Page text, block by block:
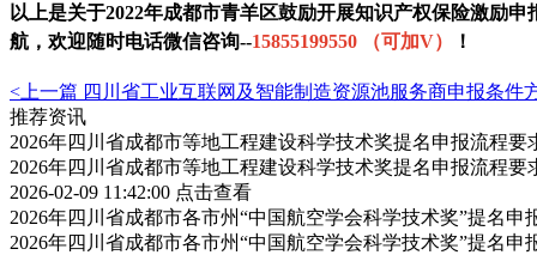
以上是关于2022年成都市青羊区鼓励开展知识产权保险激励申
航， 欢迎随时电话微信咨询--15855199550 （可加V） ！
<上一篇 四川省工业互联网及智能制造资源池服务商申报条件
推荐资讯
2026年四川省成都市等地工程建设科学技术奖提名申报流程
2026年四川省成都市等地工程建设科学技术奖提名申报流程
2026-02-09 11:42:00 点击查看
2026年四川省成都市各市州“中国航空学会科学技术奖”提名申
2026年四川省成都市各市州“中国航空学会科学技术奖”提名申